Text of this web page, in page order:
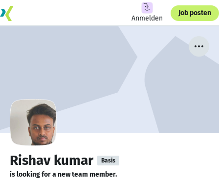
Anmelden
Job posten
Rishav kumar Basis
is looking for a new team member.